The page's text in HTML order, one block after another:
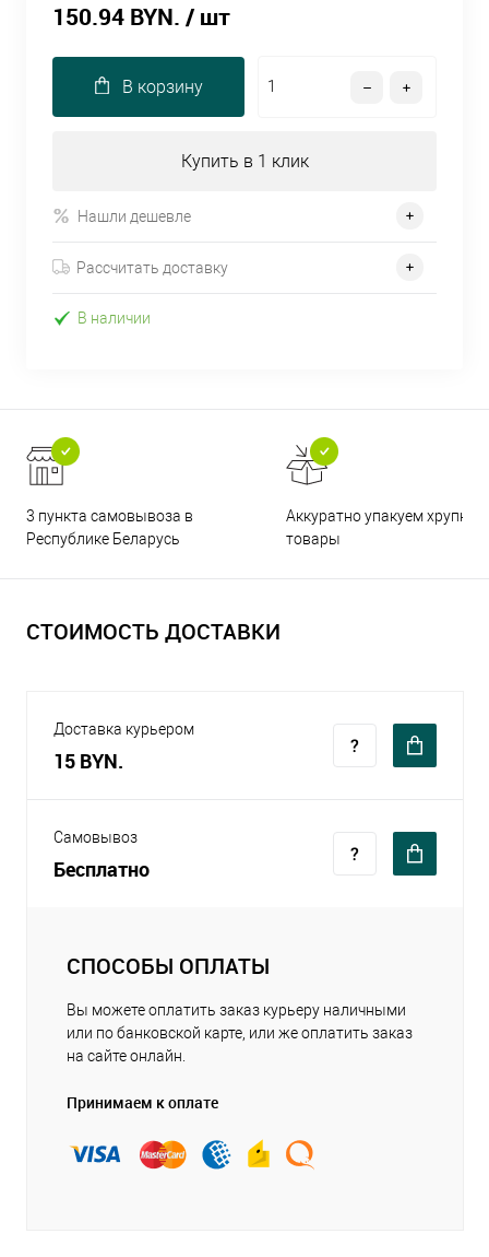
150.94 BYN. / шт
В корзину
Купить в 1 клик
Нашли дешевле
Рассчитать доставку
В наличии
3 пункта самовывоза в
Республике Беларусь
Аккуратно упакуем хрупкие
товары
СТОИМОСТЬ ДОСТАВКИ
Доставка курьером
15 BYN.
Самовывоз
Бесплатно
СПОСОБЫ ОПЛАТЫ
Вы можете оплатить заказ курьеру наличными
или по банковской карте, или же оплатить заказ
на сайте онлайн.
Принимаем к оплате